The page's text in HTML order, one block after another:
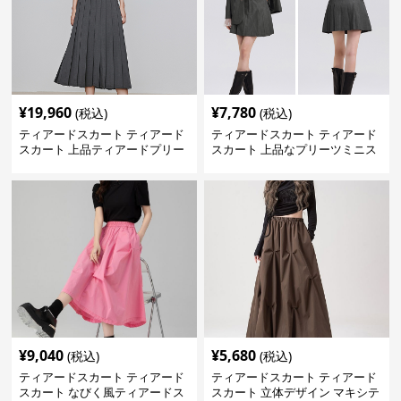
¥19,960 (税込)
ティアードスカート ティアード
スカート 上品ティアードプリー
¥7,780 (税込)
ティアードスカート ティアード
スカート 上品なプリーツミニス
¥9,040 (税込)
ティアードスカート ティアード
スカート なびく風ティアードス
¥5,680 (税込)
ティアードスカート ティアード
スカート 立体デザイン マキシテ